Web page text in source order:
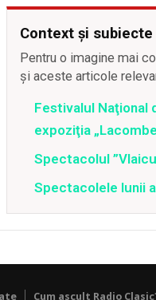
Context și subiecte
Pentru o imagine mai
și aceste articole
Festivalul Naţional
expoziţia
Spectacolul
Spectacolele lunii
Cum ascult Radio